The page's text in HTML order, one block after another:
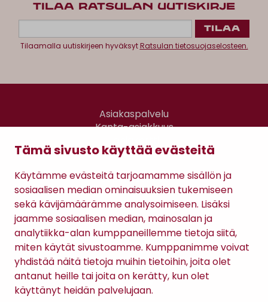
Tämä sivusto käyttää evästeitä
Käytämme evästeitä tarjoamamme sisällön ja
sosiaalisen median ominaisuuksien tukemiseen
sekä kävijämäärämme analysoimiseen. Lisäksi
jaamme sosiaalisen median, mainosalan ja
analytiikka-alan kumppaneillemme tietoja siitä,
miten käytät sivustoamme. Kumppanimme voivat
yhdistää näitä tietoja muihin tietoihin, joita olet
antanut heille tai joita on kerätty, kun olet
käyttänyt heidän palvelujaan.
TILAA RATSULAN UUTISKIRJE
Tilaamalla uutiskirjeen hyväksytRatsulan tietosuojaselosteen.
Asiakaspalvelu
Kanta-asiakkuus
Gomee Ratsula Café
Sopimusehdot
Tietosuojaseloste
Maksutavat